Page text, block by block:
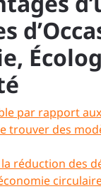
par rapport
trouver des
réduction des